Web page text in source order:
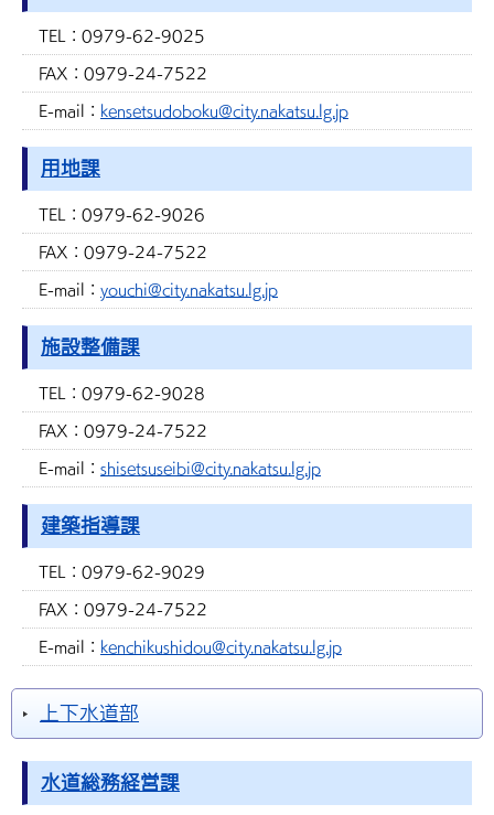
TEL： 0979-62-9025
FAX： 0979-24-7522
E-mail： kensetsudoboku@city.nakatsu.lg.jp
用地課
TEL： 0979-62-9026
FAX： 0979-24-7522
E-mail： youchi@city.nakatsu.lg.jp
施設整備課
TEL： 0979-62-9028
FAX： 0979-24-7522
E-mail： shisetsuseibi@city.nakatsu.lg.jp
建築指導課
TEL： 0979-62-9029
FAX： 0979-24-7522
E-mail： kenchikushidou@city.nakatsu.lg.jp
上下水道部
水道総務経営課